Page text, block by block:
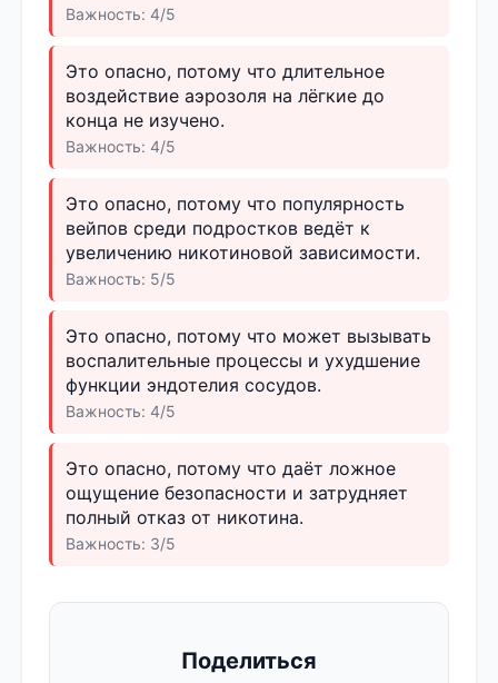
Важность: 4/5
Это опасно, потому что длительное
воздействие аэрозоля на лёгкие до
конца не изучено.
Важность: 4/5
Это опасно, потому что популярность
вейпов среди подростков ведёт к
увеличению никотиновой зависимости.
Важность: 5/5
Это опасно, потому что может вызывать
воспалительные процессы и ухудшение
функции эндотелия сосудов.
Важность: 4/5
Это опасно, потому что даёт ложное
ощущение безопасности и затрудняет
полный отказ от никотина.
Важность: 3/5
Поделиться